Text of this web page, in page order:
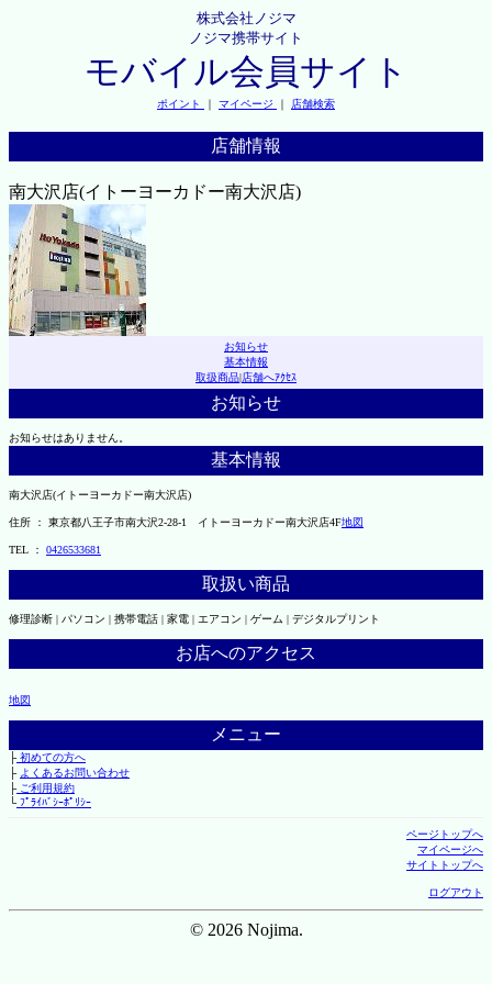
株式会社ノジマ
ノジマ携帯サイト
モバイル会員サイト
ポイント ｜ マイページ ｜ 店舗検索
店舗情報
南大沢店(イトーヨーカドー南大沢店)
お知らせ
基本情報
取扱商品|店舗へｱｸｾｽ
お知らせ
お知らせはありません。
基本情報
南大沢店(イトーヨーカドー南大沢店)
住所 ： 東京都八王子市南大沢2-28-1 イトーヨーカドー南大沢店4F地図
TEL ： 0426533681
取扱い商品
修理診断 | パソコン | 携帯電話 | 家電 | エアコン | ゲーム | デジタルプリント
お店へのアクセス
地図
メニュー
├初めての方へ
├ よくあるお問い合わせ
├ご利用規約
└ﾌﾟﾗｲﾊﾞｼｰﾎﾟﾘｼｰ
ページトップへ
マイページへ
サイトトップへ
ログアウト
© 2026 Nojima.